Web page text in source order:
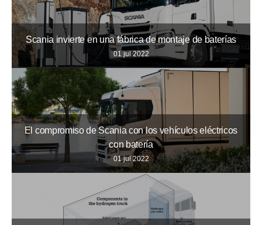
Scania invierte en una fábrica de montaje de baterías
01 jul 2022
El compromiso de Scania con los vehículos eléctricos
con batería
01 jul 2022